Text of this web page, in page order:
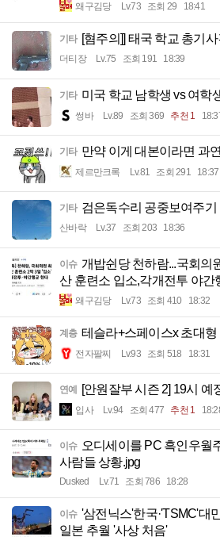
왜구김당 Lv.73 조회 29 18:41
기타 [혐주의]] 태국 학교 총기
더티장 Lv.75 조회 191 18:39
기타 미국 학교 남학생 vs 여학
썽바 Lv.89 조회 369 추천 1
기타 만약 이게 대본이라면 과
제르만크록 Lv.81 조회 291 18:37
기타 검은독수리 공중보여주기
산바락 Lv.37 조회 203 18:36
이슈 개밥쉰당 천하람...국회의
산 훈련소 입소,각개전투 야간
왜구김당 Lv.73 조회 410 18:32
계층 테슬라+스페이스x 초대
전자팔찌 Lv.93 조회 518 18:31
연예 [안원잘부 시즌 2] 19시 예
입사 Lv.94 조회 477 추천 1
이슈 오디세이를 PC 흑인우월
사람들 상황.jpg
Dusked Lv.71 조회 786 18:28
이슈 '삼전닉스'한국·'TSMC'대
일본 추월 '사상 처음'